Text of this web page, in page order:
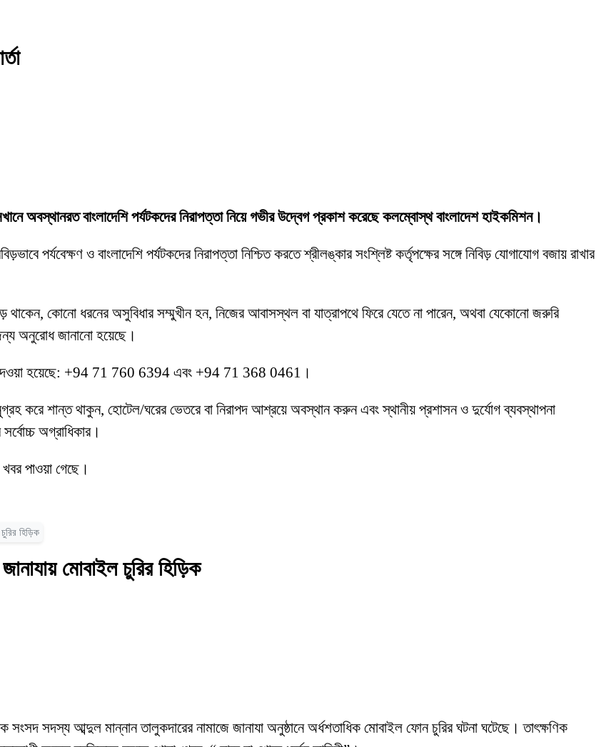
অবস্থানরত বাংলাদেশি পর্যটকদের নিরাপত্তা নিয়ে গভীর উদ্বেগ প্রকাশ করেছে কলম্বোস্থ বাংলাদেশ হাইকমিশন।
পর্যবেক্ষণ ও বাংলাদেশি পর্যটকদের নিরাপত্তা নিশ্চিত করতে শ্রীলঙ্কার সংশ্লিষ্ট কর্তৃপক্ষের সঙ্গে নিবিড় যোগাযোগ বজায় রাখার
কোনো ধরনের অসুবিধার সম্মুখীন হন, নিজের আবাসস্থল বা যাত্রাপথে ফিরে যেতে না পারেন, অথবা যেকোনো জরুরি
অনুরোধ জানানো হয়েছে।
দেওয়া হয়েছে: +94 71 760 6394 এবং +94 71 368 0461।
করে শান্ত থাকুন, হোটেল/ঘরের ভেতরে বা নিরাপদ আশ্রয়ে অবস্থান করুন এবং স্থানীয় প্রশাসন ও দুর্যোগ ব্যবস্থাপনা
অগ্রাধিকার।
পাওয়া গেছে।
হিড়িক
মোবাইল চুরির হিড়িক
সংসদ সদস্য আব্দুল মান্নান তালুকদারের নামাজে জানাযা অনুষ্ঠানে অর্ধশতাধিক মোবাইল ফোন চুরির ঘটনা ঘটেছে। তাৎক্ষণিক